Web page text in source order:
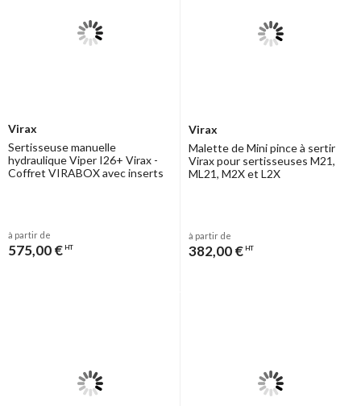
Virax
Sertisseuse manuelle
hydraulique Viper I26+ Virax -
Coffret VIRABOX avec inserts
à partir de
575,00 € HT
Virax
Malette de Mini pince à sertir
Virax pour sertisseuses M21,
ML21, M2X et L2X
à partir de
382,00 € HT